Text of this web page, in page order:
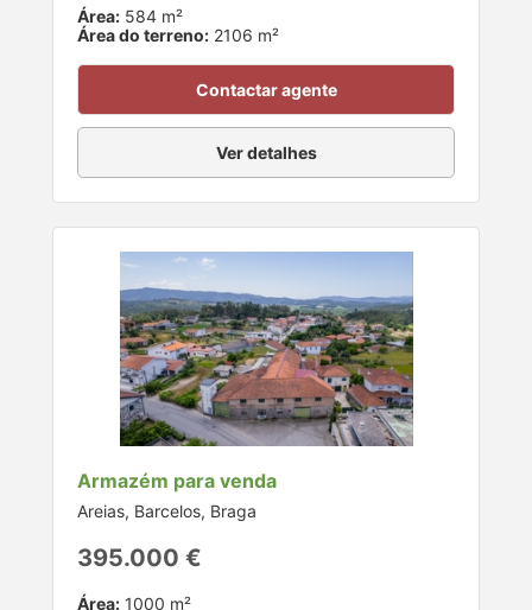
Área: 584 m²
Área do terreno: 2106 m²
Contactar agente
Ver detalhes
Armazém para venda
Areias, Barcelos, Braga
395.000 €
Área: 1000 m²